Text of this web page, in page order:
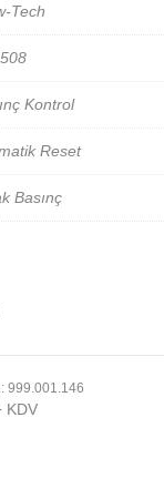
Tech
Kontrol
Reset
Basınç
999.001.146
KDV